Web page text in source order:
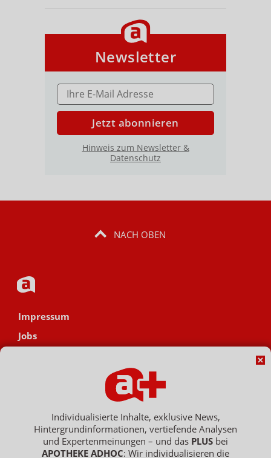
Newsletter
E-MAIL ADRESSE
Jetzt abonnieren
Hinweis zum Newsletter &
Datenschutz
NACH OBEN
Impressum
Jobs
Hinweisgebersystem
Vertrag widerrufen
Individualisierte Inhalte, exklusive News,
Hintergrundinformationen, vertiefende Analysen
und Expertenmeinungen – und das PLUS bei
APOTHEKE ADHOC: Wir individualisieren die